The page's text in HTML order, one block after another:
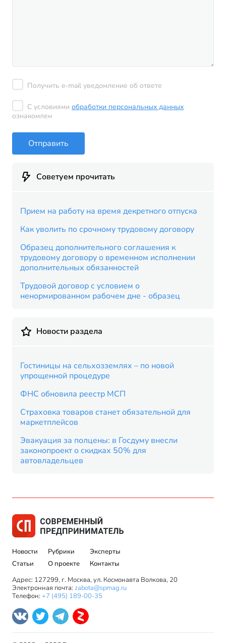
Получить e-mail уведомление об ответе
С условиями обработки персональных данных
ознакомлен
Отправить
Советуем прочитать
Прием на работу на время декретного отпуска
Как уволить по срочному трудовому договору
Образец дополнительного соглашения к
трудовому договору о временном исполнении
дополнительных обязанностей
Трудовой договор с условием о
ненормированном рабочем дне - образец
Новости раздела
Гостиницы на сельхозземлях – по новой
упрощенной процедуре
ФНС обновила реестр МСП
Страховка товаров станет обязательной для
маркетплейсов
Эвакуация за полцены: в Госдуму внесли
законопроект о скидках 50% для
автовладельцев
Новости
Статьи
Рубрики
О проекте
Эксперты
Контакты
Адрес: 127299, г. Москва, ул. Космонавта Волкова, 20
Электронная почта: zabota@spmag.ru
Телефон: +7 (495) 189-00-35